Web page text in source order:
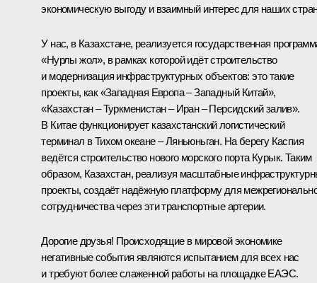
экономическую выгоду и взаимный интерес для наших
У нас, в Казахстане, реализуется государственная
«Нурлы жол», в рамках которой идёт строительство
и модернизация инфраструктурных объектов: это такие
проекты, как «Западная Европа – Западный Китай»,
«Казахстан – Туркменистан – Иран – Персидский залив».
В Китае функционирует казахстанский логистический
терминал в Тихом океане – Ляньюньган. На берегу Каспия
ведётся строительство нового морского порта Курык. Таким
образом, Казахстан, реализуя масштабные
проекты, создаёт надёжную платформу для
сотрудничества через эти транспортные артерии.
Дорогие друзья! Происходящие в мировой экономике
негативные события являются испытанием для всех нас
и требуют более слаженной работы на площадке ЕАЭС.